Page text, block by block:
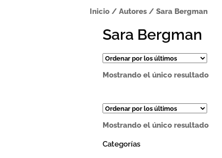
Inicio/ Autores/ Sara Bergman
Sara Bergman
Mostrando el único resultado
Mostrando el único resultado
Categorías